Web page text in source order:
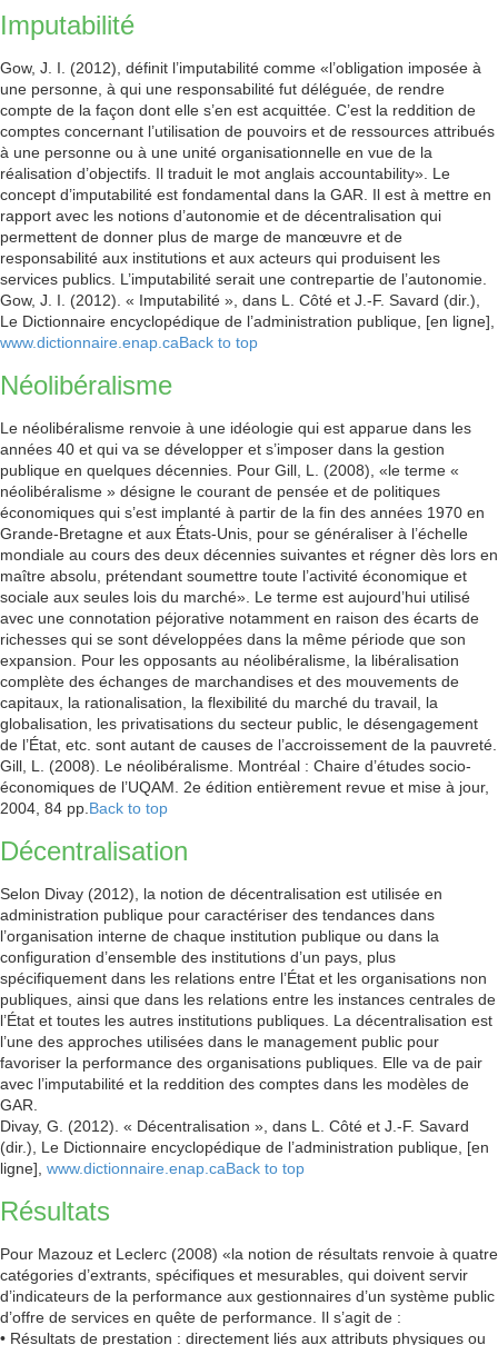
Imputabilité
Gow, J. I. (2012), définit l’imputabilité comme «l’obligation imposée à
une personne, à qui une responsabilité fut déléguée, de rendre
compte de la façon dont elle s’en est acquittée. C’est la reddition de
comptes concernant l’utilisation de pouvoirs et de ressources attribués
à une personne ou à une unité organisationnelle en vue de la
réalisation d’objectifs. Il traduit le mot anglais accountability». Le
concept d’imputabilité est fondamental dans la GAR. Il est à mettre en
rapport avec les notions d’autonomie et de décentralisation qui
permettent de donner plus de marge de manœuvre et de
responsabilité aux institutions et aux acteurs qui produisent les
services publics. L’imputabilité serait une contrepartie de l’autonomie.
Gow, J. I. (2012). « Imputabilité », dans L. Côté et J.-F. Savard (dir.),
Le Dictionnaire encyclopédique de l’administration publique, [en ligne],
www.dictionnaire.enap.caBack to top
Néolibéralisme
Le néolibéralisme renvoie à une idéologie qui est apparue dans les
années 40 et qui va se développer et s’imposer dans la gestion
publique en quelques décennies. Pour Gill, L. (2008), «le terme «
néolibéralisme » désigne le courant de pensée et de politiques
économiques qui s’est implanté à partir de la fin des années 1970 en
Grande-Bretagne et aux États-Unis, pour se généraliser à l’échelle
mondiale au cours des deux décennies suivantes et régner dès lors en
maître absolu, prétendant soumettre toute l’activité économique et
sociale aux seules lois du marché». Le terme est aujourd’hui utilisé
avec une connotation péjorative notamment en raison des écarts de
richesses qui se sont développées dans la même période que son
expansion. Pour les opposants au néolibéralisme, la libéralisation
complète des échanges de marchandises et des mouvements de
capitaux, la rationalisation, la flexibilité du marché du travail, la
globalisation, les privatisations du secteur public, le désengagement
de l’État, etc. sont autant de causes de l’accroissement de la pauvreté.
Gill, L. (2008). Le néolibéralisme. Montréal : Chaire d’études socio-
économiques de l’UQAM. 2e édition entièrement revue et mise à jour,
2004, 84 pp. Back to top
Décentralisation
Selon Divay (2012), la notion de décentralisation est utilisée en
administration publique pour caractériser des tendances dans
l’organisation interne de chaque institution publique ou dans la
configuration d’ensemble des institutions d’un pays, plus
spécifiquement dans les relations entre l’État et les organisations non
publiques, ainsi que dans les relations entre les instances centrales de
l’État et toutes les autres institutions publiques. La décentralisation est
l’une des approches utilisées dans le management public pour
favoriser la performance des organisations publiques. Elle va de pair
avec l’imputabilité et la reddition des comptes dans les modèles de
GAR.
Divay, G. (2012). « Décentralisation », dans L. Côté et J.-F. Savard
(dir.), Le Dictionnaire encyclopédique de l’administration publique, [en
ligne], www.dictionnaire.enap.caBack to top
Résultats
Pour Mazouz et Leclerc (2008) «la notion de résultats renvoie à quatre
catégories d’extrants, spécifiques et mesurables, qui doivent servir
d’indicateurs de la performance aux gestionnaires d’un système public
d’offre de services en quête de performance. Il s’agit de :
• Résultats de prestation : directement liés aux attributs physiques ou